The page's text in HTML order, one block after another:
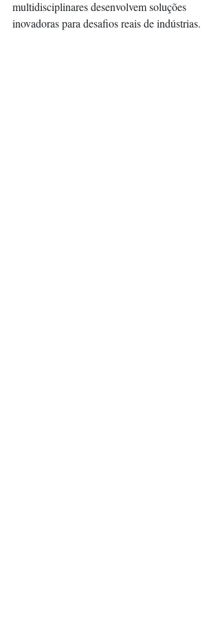
multidisciplinares desenvolvem soluções
inovadoras para desafios reais de indústrias.